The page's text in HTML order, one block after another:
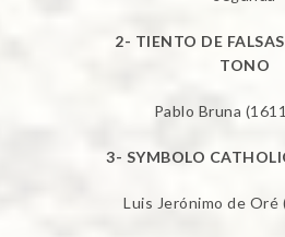
2- TIENTO DE
TONO
Pablo Bruna
3- SYMBOLO
Luis Jerónimo de Oré